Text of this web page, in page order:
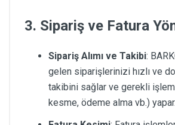
3. Sipariş ve Fatura
Sipariş Alımı ve Takibi:
gelen siparişlerinizi hızlı ve
takibini sağlar ve gerekli
kesme, ödeme alma vb.) yapar.